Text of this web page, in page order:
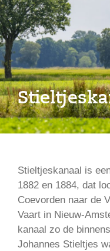
Stieltjeskanaal is
1882 en 1884, dat
Coevorden naar de
Vaart in Nieuw-
kanaal zo de
Johannes Stieltjes